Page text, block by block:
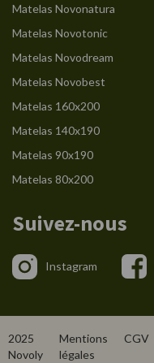
Matelas Novonatura
Matelas Novotonic
Matelas Novodream
Matelas Novobest
Matelas 160x200
Matelas 140x190
Matelas 90x190
Matelas 80x200
Suivez-nous
Instagram
2025
Novoly
Mentions
légales
CGV